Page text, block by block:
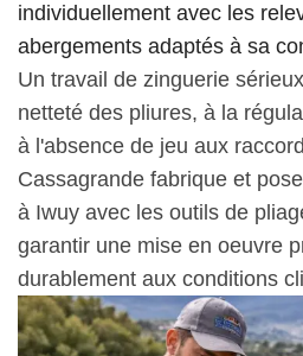
individuellement avec les
abergements adaptés à sa
Un travail de zinguerie
netteté des pliures, à la
à l'absence de jeu aux
Cassagrande fabrique et
à Iwuy avec les outils de
garantir une mise en oeuvre
durablement aux conditions